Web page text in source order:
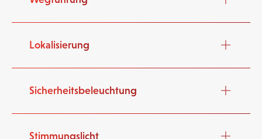
Lokalisierung
Sicherheitsbeleuchtung
Stimmungslicht